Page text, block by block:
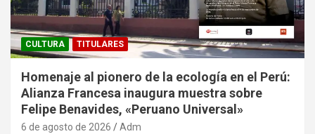
CULTURA TITULARES
Homenaje al pionero de la ecología en el Perú:
Alianza Francesa inaugura muestra sobre
Felipe Benavides, «Peruano Universal»
6 de agosto de 2026 Adm